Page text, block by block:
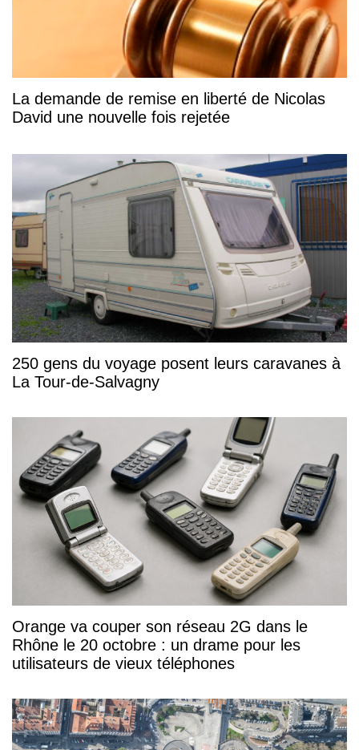
La demande de remise en liberté de Nicolas
David une nouvelle fois rejetée
250 gens du voyage posent leurs caravanes à
La Tour-de-Salvagny
Orange va couper son réseau 2G dans le
Rhône le 20 octobre : un drame pour les
utilisateurs de vieux téléphones